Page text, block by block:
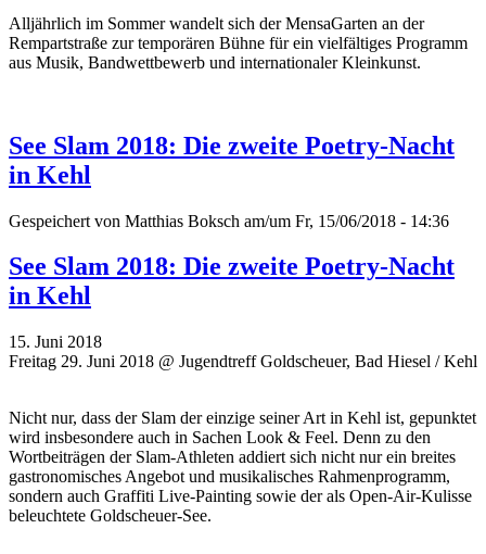
Alljährlich im Sommer wandelt sich der MensaGarten an der
Rempartstraße zur temporären Bühne für ein vielfältiges Programm
aus Musik, Bandwettbewerb und internationaler Kleinkunst.
See Slam 2018: Die zweite Poetry-Nacht
in Kehl
Gespeichert von Matthias Boksch am/um Fr, 15/06/2018 - 14:36
See Slam 2018: Die zweite Poetry-Nacht
in Kehl
15. Juni 2018
Freitag 29. Juni 2018 @ Jugendtreff Goldscheuer, Bad Hiesel / Kehl
Nicht nur, dass der Slam der einzige seiner Art in Kehl ist, gepunktet
wird insbesondere auch in Sachen Look & Feel. Denn zu den
Wortbeiträgen der Slam-Athleten addiert sich nicht nur ein breites
gastronomisches Angebot und musikalisches Rahmenprogramm,
sondern auch Graffiti Live-Painting sowie der als Open-Air-Kulisse
beleuchtete Goldscheuer-See.